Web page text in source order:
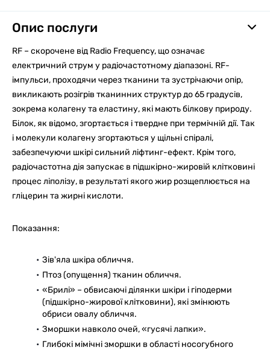
Опис послуги
RF – скорочене від Radio Frequency, що означає
електричний струм у радіочастотному діапазоні. RF-
імпульси, проходячи через тканини та зустрічаючи опір,
викликають розігрів тканинних структур до 65 градусів,
зокрема колагену та еластину, які мають білкову природу.
Білок, як відомо, згортається і твердне при термічній дії. Так
і молекули колагену згортаються у щільні спіралі,
забезпечуючи шкірі сильний ліфтинг-ефект. Крім того,
радіочастотна дія запускає в підшкірно-жировій клітковині
процес ліполізу, в результаті якого жир розщеплюється на
гліцерин та жирні кислоти.
Показання:
Зів'яла шкіра обличчя.
Птоз (опущення) тканин обличчя.
«Брилі» – обвисаючі ділянки шкіри і гіподерми
(підшкірно-жирової клітковини), які змінюють
обриси овалу обличчя.
Зморшки навколо очей, «гусячі лапки».
Глибокі мімічні зморшки в області носогубного